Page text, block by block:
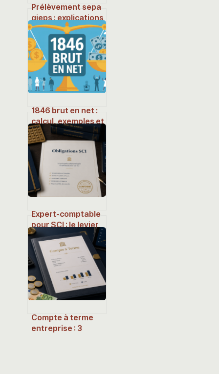
Prélèvement sepa
gieps : explications
claires, risques et
solutions
concrètes
1846 brut en net :
calcul, exemples et
conseils pour s’y
retrouver
Expert-comptable
pour SCI : le levier
indispensable pour
sécuriser votre
patrimoine
immobilier
Compte à terme
entreprise : 3